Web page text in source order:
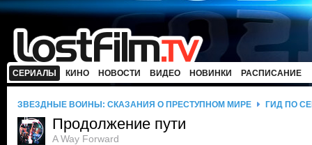
СЕРИАЛЫ КИНО НОВОСТИ ВИДЕО НОВИНКИ РАСПИСАНИЕ
ЗВЕЗДНЫЕ ВОЙНЫ: СКАЗАНИЯ О ПРЕСТУПНОМ МИРЕ ГИД ПО
Продолжение пути
A Way Forward